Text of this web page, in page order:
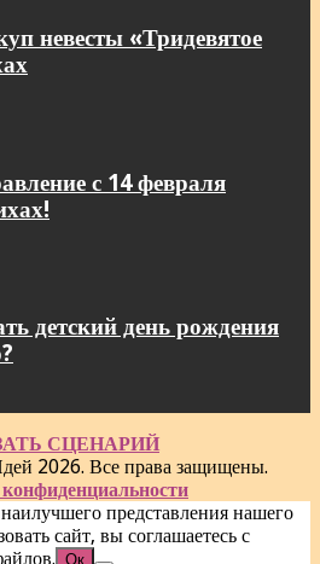
невесты «Тридевятое
с 14 февраля
детский день рождения
СЦЕНАРИЙ
2026. Все права защищены.
представления нашего
сайт, вы соглашаетесь с
Ок